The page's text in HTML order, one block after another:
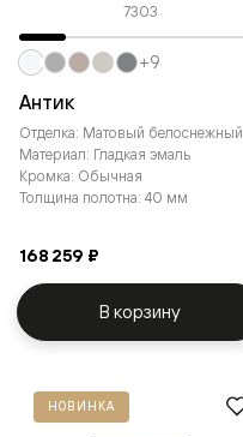
7303
Антик
Отделка: Матовый белоснежный
Материал: Гладкая эмаль
Кромка: Обычная
Толщина полотна: 40 мм
168 259 ₽
+9
В корзину
НОВИНКА